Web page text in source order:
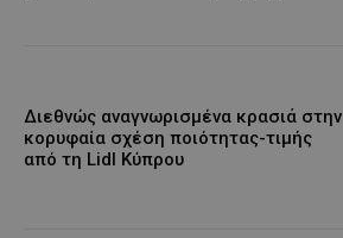
Διεθνώς αναγνωρισμένα κρασιά στην
κορυφαία σχέση ποιότητας-τιμής
από τη Lidl Κύπρου